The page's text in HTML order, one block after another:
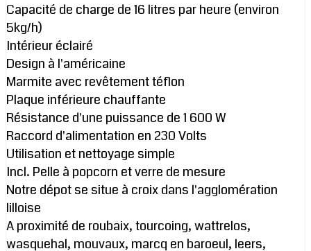
Capacité de charge de 16 litres par heure (environ
5kg/h)
Intérieur éclairé
Design à l'américaine
Marmite avec revêtement téflon
Plaque inférieure chauffante
Résistance d'une puissance de 1 600 W
Raccord d'alimentation en 230 Volts
Utilisation et nettoyage simple
Incl. Pelle à popcorn et verre de mesure
Notre dépot se situe à croix dans l'agglomération
lilloise
A proximité de roubaix, tourcoing, wattrelos,
wasquehal, mouvaux, marcq en baroeul, leers,